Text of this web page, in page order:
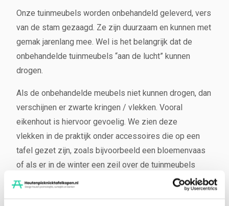
Onze tuinmeubels worden onbehandeld geleverd, vers
van de stam gezaagd. Ze zijn duurzaam en kunnen met
gemak jarenlang mee. Wel is het belangrijk dat de
onbehandelde tuinmeubels “aan de lucht” kunnen
drogen.
Als de onbehandelde meubels niet kunnen drogen, dan
verschijnen er zwarte kringen / vlekken. Vooral
eikenhout is hiervoor gevoelig. We zien deze
vlekken in de praktijk onder accessoires die op een
tafel gezet zijn, zoals bijvoorbeeld een bloemenvaas
of als er in de winter een zeil over de tuinmeubels
wordt gelegd. Deze vlekken kunnen verwijderd worden